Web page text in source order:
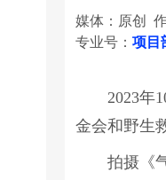
媒体：原创
专业号： 项目
2023年
金会和野生
拍摄《